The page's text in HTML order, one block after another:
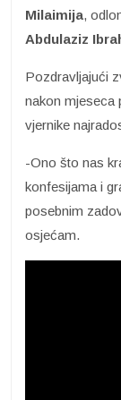
Milaimija,
Abdulaziz
Pozdravljajući
nakon mjeseca
vjernike
-Ono što nas
konfesijama i
posebnim
osjećam.